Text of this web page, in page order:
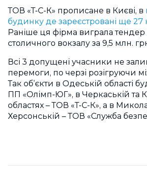
ТОВ «Т-С-К» прописане в Києві, в
будинку де зареєстровані ще 27
Раніше ця фірма виграла
столичного вокзалу за 9,5 млн.
Всі 3 допущені учасники не
перемоги, по черзі розігруючи
Так об’єкти в Одеській області
ПП «Олімп-ЮГ», в Черкаській та
областях – ТОВ «Т-С-К», а в
Херсонській – ТОВ «Служба